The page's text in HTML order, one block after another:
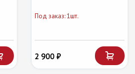
Под заказ: 1шт.
2 900 ₽